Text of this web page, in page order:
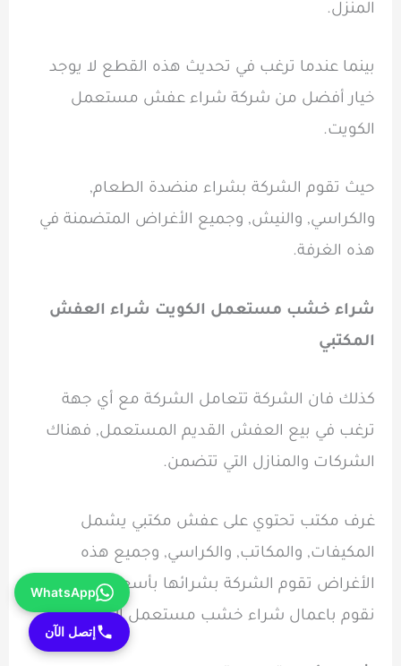
المنزل.
بينما عندما ترغب في تحديث هذه القطع لا يوجد
خيار أفضل من شركة شراء عفش مستعمل
الكويت.
حيث تقوم الشركة بشراء منضدة الطعام,
والكراسي, والنيش, وجميع الأغراض المتضمنة في
هذه الغرفة.
شراء خشب مستعمل الكويت شراء العفش
المكتبي
كذلك فان الشركة تتعامل الشركة مع أي جهة
ترغب في بيع العفش القديم المستعمل, فهناك
الشركات والمنازل التي تتضمن.
غرف مكتب تحتوي على عفش مكتبي يشمل
المكيفات, والمكاتب, والكراسي, وجميع هذه
الأغراض تقوم الشركة بشرائها بأسعار مثالية كما
نقوم باعمال شراء خشب مستعمل الكويت.
WhatsApp
إتصل الآن